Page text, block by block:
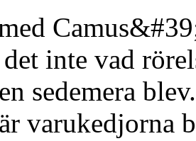
inte vad
sedemera
varukedjorna